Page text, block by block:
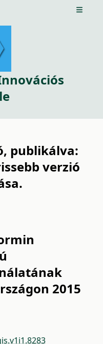
Open
publikálva:
verzió
.
2015